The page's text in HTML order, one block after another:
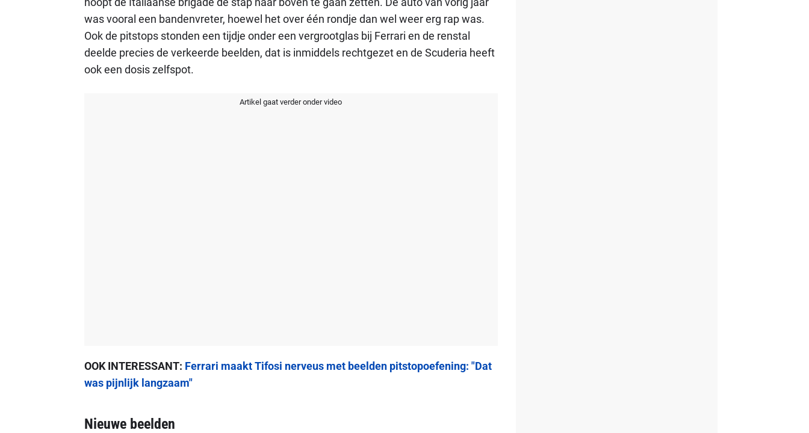
was vooral een bandenvreter, hoewel het over één rondje dan wel weer erg rap was.
Ook de pitstops stonden een tijdje onder een vergrootglas bij Ferrari en de renstal
deelde precies de verkeerde beelden, dat is inmiddels rechtgezet en de Scuderia heeft
ook een dosis zelfspot.
Artikel gaat verder onder video
OOK INTERESSANT: Ferrari maakt Tifosi nerveus met beelden pitstopoefening: "Dat
was pijnlijk langzaam"
Nieuwe beelden